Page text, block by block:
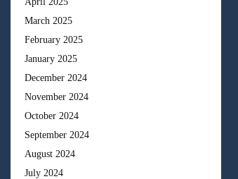
March 2025
February 2025
January 2025
December 2024
November 2024
October 2024
September 2024
August 2024
July 2024